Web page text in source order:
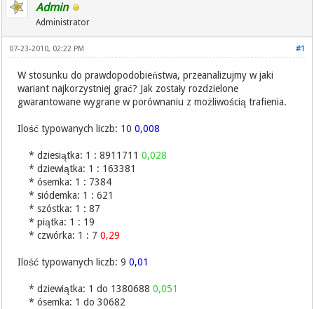
Admin
Administrator
#1
07-23-2010, 02:22 PM
W stosunku do prawdopodobieństwa, przeanalizujmy w jaki
wariant najkorzystniej grać? Jak zostały rozdzielone
gwarantowane wygrane w porównaniu z możliwością trafienia.
Ilość typowanych liczb: 100,008
* dziesiątka: 1 : 89117110,028
* dziewiątka: 1 : 163381
* ósemka: 1 : 7384
* siódemka: 1 : 621
* szóstka: 1 : 87
* piątka: 1 : 19
* czwórka: 1 : 70,29
Ilość typowanych liczb: 90,01
* dziewiątka: 1 do 13806880,051
* ósemka: 1 do 30682